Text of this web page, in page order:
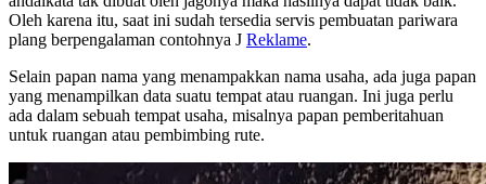
Oleh karena itu, saat ini sudah tersedia servis pembuatan pariwara
plang berpengalaman contohnya J Reklame.
Selain papan nama yang menampakkan nama usaha, ada juga papan
yang menampilkan data suatu tempat atau ruangan. Ini juga perlu
ada dalam sebuah tempat usaha, misalnya papan pemberitahuan
untuk ruangan atau pembimbing rute.